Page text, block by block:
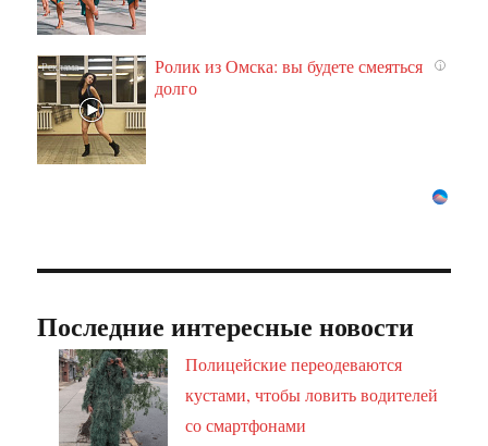
i
Ролик из Омска: вы будете смеяться
долго
Последние интересные новости
Полицейские переодеваются
кустами, чтобы ловить водителей
со смартфонами